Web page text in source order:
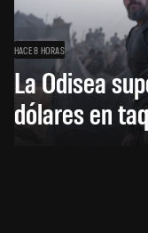
HACE 8 HORAS
La Odisea
dólares en